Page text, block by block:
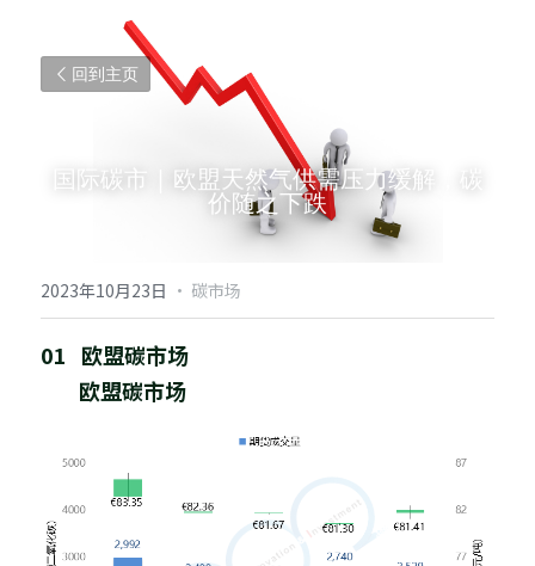
回到主页
国际碳市 | 欧盟天然气供需压力缓解，碳
价随之下跌
2023年10月23日 · 碳市场
01   欧盟碳市场
欧盟碳市场